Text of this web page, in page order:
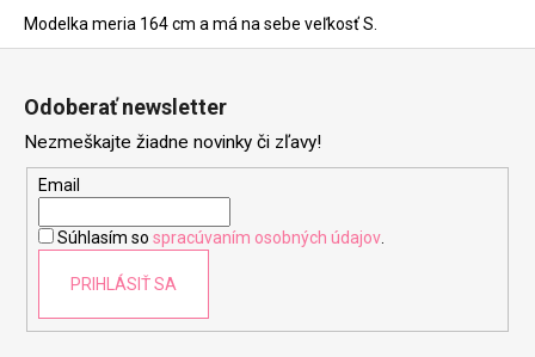
Modelka meria 164 cm a má na sebe veľkosť S.
Odoberať newsletter
Nezmeškajte žiadne novinky či zľavy!
Email
Súhlasím so spracúvaním osobných údajov.
PRIHLÁSIŤ SA